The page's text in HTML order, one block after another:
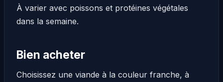
À varier avec poissons et protéines végétales
dans la semaine.
Bien acheter
Choisissez une viande à la couleur franche, à